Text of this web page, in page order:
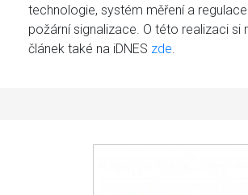
technologie, systém měření a
požární signalizace. O této realizaci si
článek také na iDNES zde.